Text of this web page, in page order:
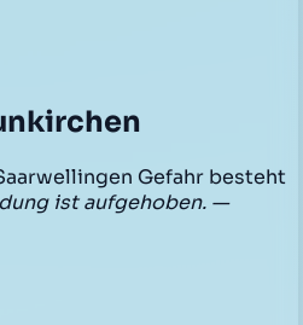
Gefahr besteht
ist aufgehoben. —